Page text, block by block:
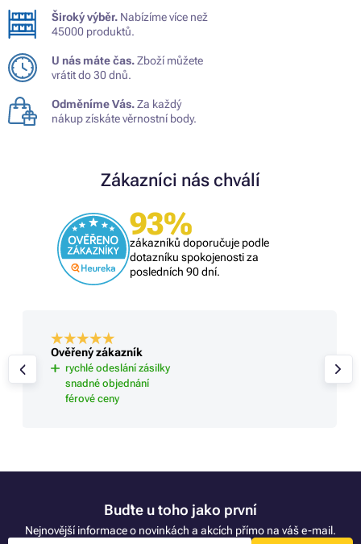
Široký výběr. Nabízíme více než
45000 produktů.
U nás máte čas.Zboží můžete
vrátit do 30 dnů.
Odměníme Vás.Za každý
nákup získáte věrnostní body.
Zákazníci nás chválí
93%
zákazníků doporučuje podle
dotazníku spokojenosti za
posledních 90 dní.
Ověřený zákazník
rychlé odeslání zásilky
snadné objednání
férové ceny
Buďte u toho jako první
Nejnovější informace o novinkách a akcích přímo na váš e-mail.